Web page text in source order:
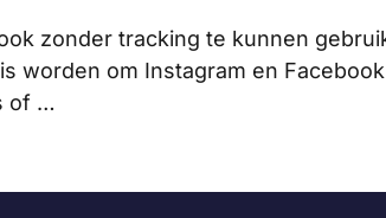
zonder tracking te kunnen
worden om Instagram en
of …